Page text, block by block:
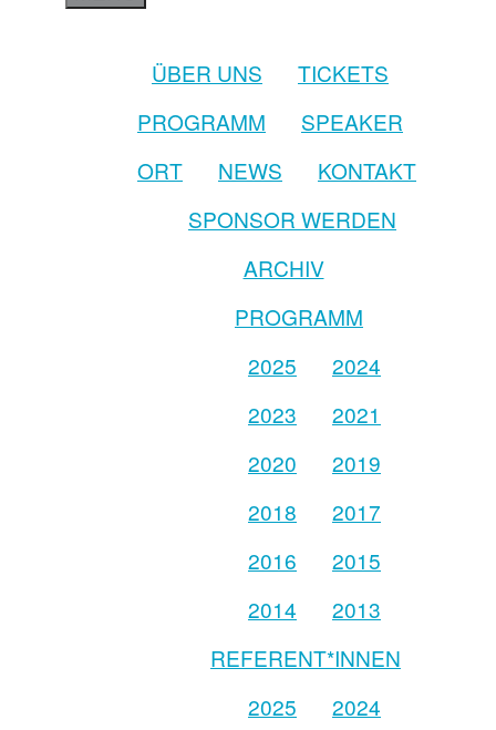
ÜBER UNS
TICKETS
PROGRAMM
SPEAKER
ORT
NEWS
KONTAKT
SPONSOR WERDEN
ARCHIV
PROGRAMM
2025
2024
2023
2021
2020
2019
2018
2017
2016
2015
2014
2013
REFERENT*INNEN
2025
2024